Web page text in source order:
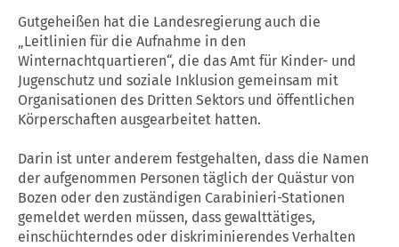
Gutgeheißen hat die Landesregierung auch die
„Leitlinien für die Aufnahme in den
Winternachtquartieren“, die das Amt für Kinder- und
Jugenschutz und soziale Inklusion gemeinsam mit
Organisationen des Dritten Sektors und öffentlichen
Körperschaften ausgearbeitet hatten.
Darin ist unter anderem festgehalten, dass die Namen
der aufgenommen Personen täglich der Quästur von
Bozen oder den zuständigen Carabinieri-Stationen
gemeldet werden müssen, dass gewalttätiges,
einschüchterndes oder diskriminierendes Verhalten